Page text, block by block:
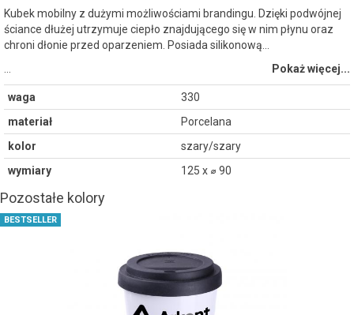
Kubek mobilny z dużymi możliwościami brandingu. Dzięki podwójnej
ściance dłużej utrzymuje ciepło znajdującego się w nim płynu oraz
chroni dłonie przed oparzeniem. Posiada silikonową...
Pokaż więcej...
waga
330
materiał
Porcelana
kolor
szary/szary
wymiary
125 x ⌀ 90
Pozostałe kolory
BESTSELLER